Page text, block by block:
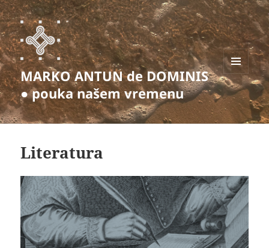
MARKO ANTUN de DOMINIS
● pouka našem vremenu
IZBORNIK
I
WIDGETI
Literatura